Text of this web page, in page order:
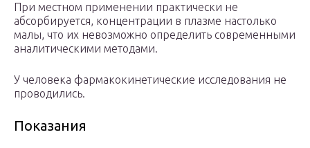
При местном применении практически не
абсорбируется, концентрации в плазме настолько
малы, что их невозможно определить современными
аналитическими методами.
У человека фармакокинетические исследования не
проводились.
Показания